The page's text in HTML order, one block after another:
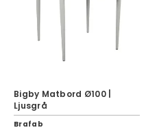
Bigby Matbord Ø100 |
Ljusgrå
Brafab